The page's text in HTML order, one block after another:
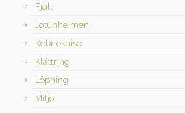
Fjäll
Jotunheimen
Kebnekaise
Klättring
Löpning
Miljö